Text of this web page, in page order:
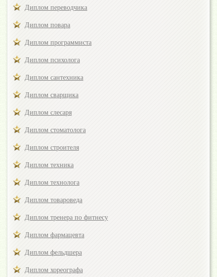
Диплом переводчика
Диплом повара
Диплом программиста
Диплом психолога
Диплом сантехника
Диплом сварщика
Диплом слесаря
Диплом стоматолога
Диплом строителя
Диплом техника
Диплом технолога
Диплом товароведа
Диплом тренера по фитнесу
Диплом фармацевта
Диплом фельдшера
Диплом хореографа